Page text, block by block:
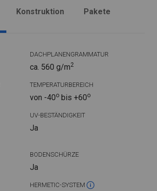
Konstruktion Pakete
DACHPLANENGRAMMATUR
ca. 560 g/m2
TEMPERATURBEREICH
von -40obis +60o
UV-BESTÄNDIGKEIT
Ja
BODENSCHÜRZE
Ja
HERMETIC-SYSTEM